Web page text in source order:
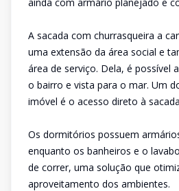
A sacada com churrasqueira a
uma extensão da área social e
área de serviço. Dela, é possível
o bairro e vista para o mar. Um
imóvel é o acesso direto à
Os dormitórios possuem
enquanto os banheiros e o
de correr, uma solução que
aproveitamento dos ambientes.